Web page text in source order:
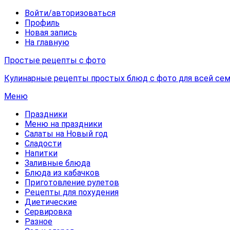
Войти/авторизоваться
Профиль
Новая запись
На главную
Простые рецепты с фото
Кулинарные рецепты простых блюд с фото для всей
Меню
Праздники
Меню на праздники
Салаты на Новый год
Сладости
Напитки
Заливные блюда
Блюда из кабачков
Приготовление рулетов
Рецепты для похудения
Диетические
Сервировка
Разное